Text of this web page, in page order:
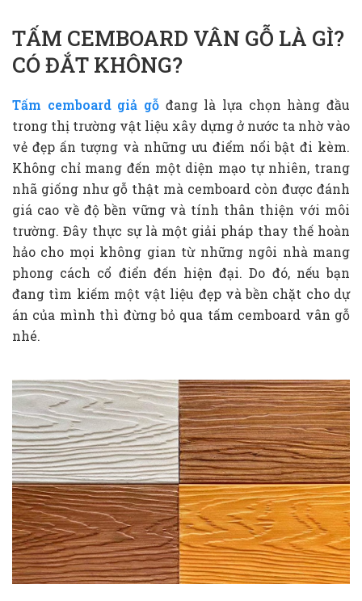
TẤM CEMBOARD VÂN GỖ LÀ GÌ?
CÓ ĐẮT KHÔNG?
Tấm cemboard giả gỗ đang là lựa chọn hàng đầu
trong thị trường vật liệu xây dựng ở nước ta nhờ vào
vẻ đẹp ấn tượng và những ưu điểm nổi bật đi kèm.
Không chỉ mang đến một diện mạo tự nhiên, trang
nhã giống như gỗ thật mà cemboard còn được đánh
giá cao về độ bền vững và tính thân thiện với môi
trường. Đây thực sự là một giải pháp thay thế hoàn
hảo cho mọi không gian từ những ngôi nhà mang
phong cách cổ điển đến hiện đại. Do đó, nếu bạn
đang tìm kiếm một vật liệu đẹp và bền chặt cho dự
án của mình thì đừng bỏ qua tấm cemboard vân gỗ
nhé.